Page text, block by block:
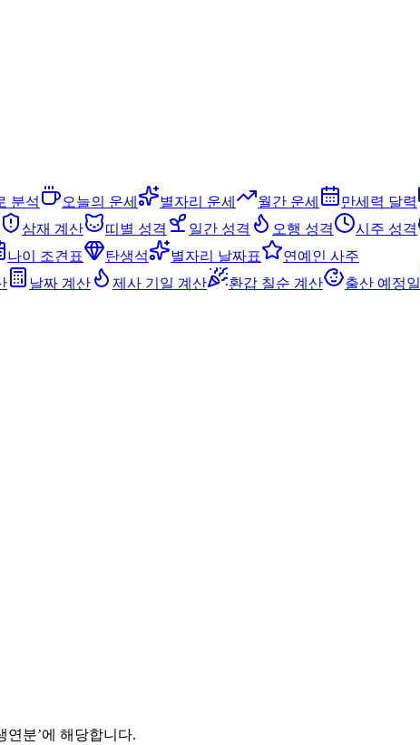
분석 오늘의 운세 별자리 운세 월간 운세 만세력 달력
삼재 계산 띠별 성격 일간 성격 오행 성격 시주 성격
나이 조견표 탄생석 별자리 날짜표
연예인 사주
날짜 계산 제사 기일 계산 환갑 칠순 계산 출산 예정일
연분’에 해당합니다.